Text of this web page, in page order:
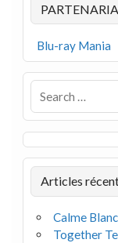
Blu-ray Mania
Articles
Calme
Together